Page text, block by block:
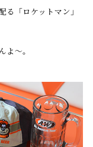
「ロケットマン」
〜。